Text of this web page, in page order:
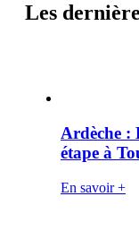
Les
Ardèche :
étape à
En savoir +